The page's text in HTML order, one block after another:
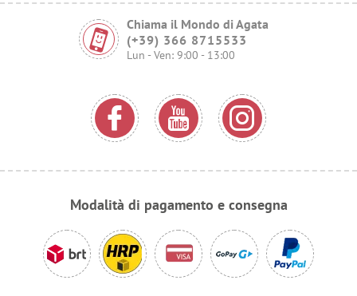
Chiama il Mondo di Agata
(+39) 366 8715533
Lun - Ven: 9:00 - 13:00
Modalità di pagamento e consegna